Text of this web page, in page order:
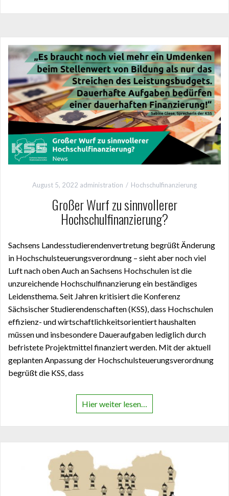
August 5, 2022 administration Hochschulfinanzierung
Großer Wurf zu sinnvollerer
Hochschulfinanzierung?
Sachsens Landesstudierendenvertretung begrüßt Änderung
in Hochschulsteuerungsverordnung – sieht aber noch viel
Luft nach oben Auch an Sachsens Hochschulen ist die
unzureichende Hochschulfinanzierung ein beständiges
Leidensthema. Seit Jahren kritisiert die Konferenz
Sächsischer Studierendenschaften (KSS), dass Hochschulen
effizienz- und wirtschaftlichkeitsorientiert haushalten
müssen und insbesondere Daueraufgaben lediglich durch
befristete Projektmittel finanziert werden. Mit der aktuell
geplanten Anpassung der Hochschulsteuerungsverordnung
begrüßt die KSS, dass
Hier weiter lesen…